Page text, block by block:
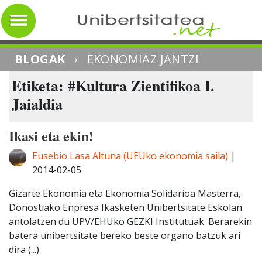
BLOGAK › EKONOMIAZ JANTZI
Etiketa: #Kultura Zientifikoa I.
Jaialdia
Ikasi eta ekin!
Eusebio Lasa Altuna (UEUko ekonomia saila) |
2014-02-05
Gizarte Ekonomia eta Ekonomia Solidarioa Masterra,
Donostiako Enpresa Ikasketen Unibertsitate Eskolan
antolatzen du UPV/EHUko GEZKI Institutuak. Berarekin
batera unibertsitate bereko beste organo batzuk ari
dira (...)